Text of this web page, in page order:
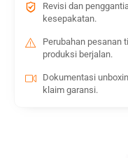
Revisi dan
kesepakatan.
Perubahan pesanan
produksi berjalan.
Dokumentasi
klaim garansi.